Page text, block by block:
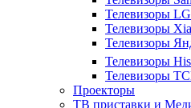
Телевизоры LG
Телевизоры
Телевизоры
Телевизоры
Телевизоры
Проекторы
ТВ приставки и